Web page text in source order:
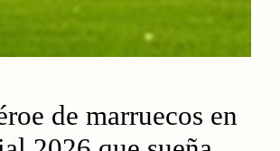
de marruecos en